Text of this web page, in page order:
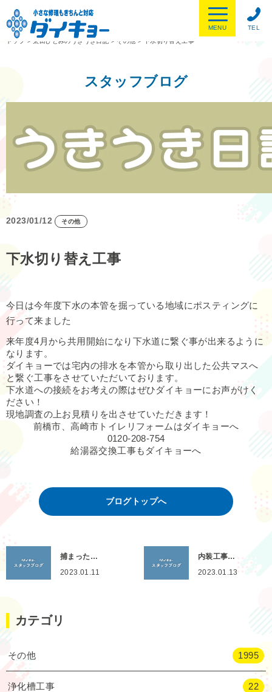
TEL
MENU
トップ
> 太田ひとみのうきうき日記 > その他 > 下水切り替え工事
スタッフブログ
2023/01/12 その他
下水切り替え工事
今日は今年度下水の本管を掘っている地域にポスティングに
行って来ました
来年度4月から共用開始になり下水道に繋ぐ事が出来るように
なります。
ダイキョーでは宅内の排水を本管から取り出した公共マスへ
と繋ぐ工事をさせていただいております。
下水道への接続をお考えの際はぜひダイキョーにお声がけく
ださい！
現地調査の上お見積りを出させていただきます！
前橋市、高崎市トイレリフォームはダイキョーへ
0120-208-754
給湯器交換工事もダイキョーへ
ブログトップへ
捕まった…
2023.01.11
内装工事…
2023.01.13
カテゴリ
その他 1995
浄化槽工事 22